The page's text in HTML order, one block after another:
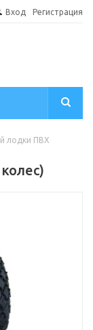
Вход Регистрация
лодки ПВХ